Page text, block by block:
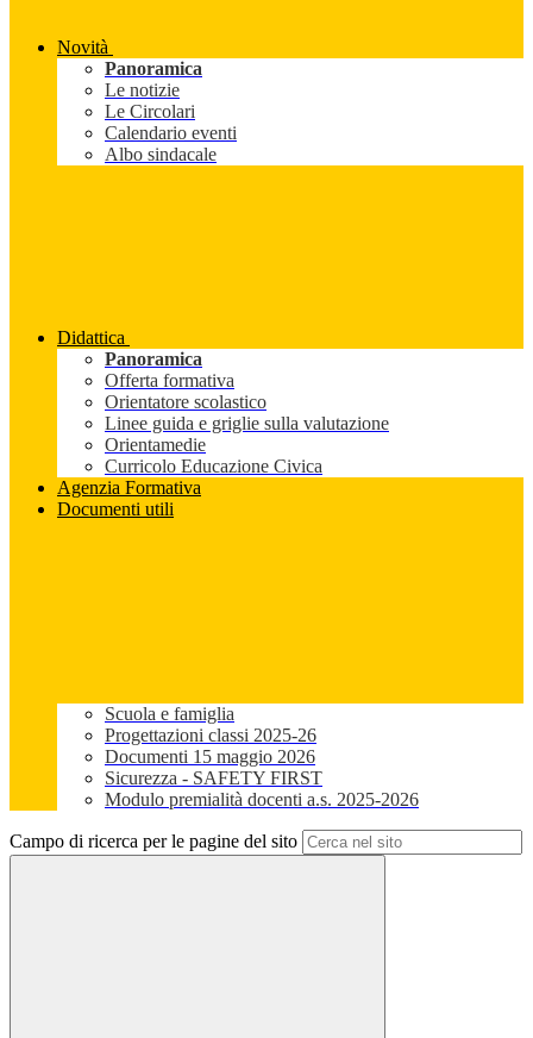
Novità
Panoramica
Le notizie
Le Circolari
Calendario eventi
Albo sindacale
Didattica
Panoramica
Offerta formativa
Orientatore scolastico
Linee guida e griglie sulla valutazione
Orientamedie
Curricolo Educazione Civica
Agenzia Formativa
Documenti utili
Scuola e famiglia
Progettazioni classi 2025-26
Documenti 15 maggio 2026
Sicurezza - SAFETY FIRST
Modulo premialità docenti a.s. 2025-2026
Campo di ricerca per le pagine del sito